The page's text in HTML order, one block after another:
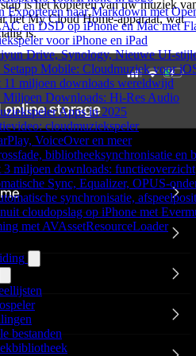
Exporteren naar Markdown met
en DSD op iPhone en Mac met
voor iPhone en iPad
Drive, Synology, Nieuwe UI-
Setapp Mobile: Cloudmuziek voor
11 miljoen downloads wereldwijd
Miljoen Downloads: Hi-Res Audio
Apps in 2025
cloudmuziekspeler
VoiceOver en meer
bibliotheeksynchronisatie en
3 miljoen downloads: functieoverzicht
Sync, Equalizer, OPUS-
synchronisatie,
cloudopslag op iPhone met
met AVAssetResourceLoader
bestanden
is het kopiëren van uw muziek
het My Cloud Home-apparaat, wat
is.